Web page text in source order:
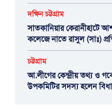
দক্ষিন চট্টগ্রাম
সাতকানিয়ার কেরানীহাটে
কলেজে নাতে রাসুল (সাঃ)
চট্টগ্রাম
আ.লীগের কেন্দ্রীয় তথ্য ও
উপকমিটির সদস্য হলেন